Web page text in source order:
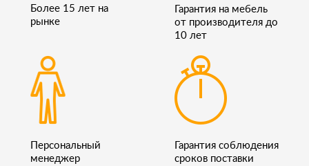
Более 15 лет на
рынке
Гарантия на мебель
от производителя до
10 лет
Персональный
менеджер
Гарантия соблюдения
сроков поставки